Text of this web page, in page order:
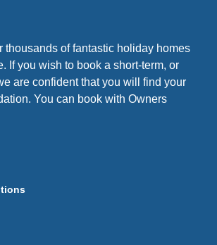
thousands of fantastic holiday homes
If you wish to book a short-term, or
are confident that you will find your
You can book with Owners